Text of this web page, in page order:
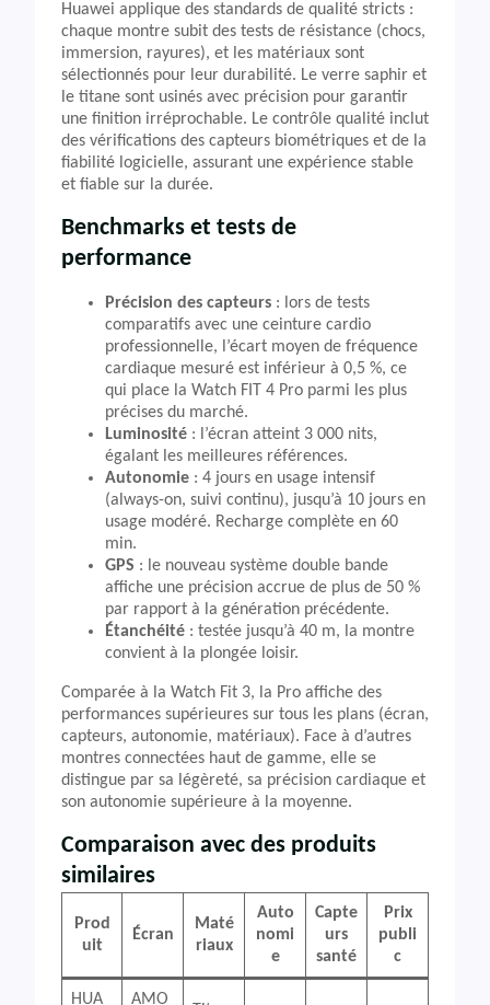
Huawei applique des standards de qualité stricts :
chaque montre subit des tests de résistance (chocs,
immersion, rayures), et les matériaux sont
sélectionnés pour leur durabilité. Le verre saphir et
le titane sont usinés avec précision pour garantir
une finition irréprochable. Le contrôle qualité inclut
des vérifications des capteurs biométriques et de la
fiabilité logicielle, assurant une expérience stable
et fiable sur la durée.
Benchmarks et tests de
performance
Précision des capteurs : lors de tests
comparatifs avec une ceinture cardio
professionnelle, l’écart moyen de fréquence
cardiaque mesuré est inférieur à 0,5 %, ce
qui place la Watch FIT 4 Pro parmi les plus
précises du marché.
Luminosité : l’écran atteint 3 000 nits,
égalant les meilleures références.
Autonomie : 4 jours en usage intensif
(always-on, suivi continu), jusqu’à 10 jours en
usage modéré. Recharge complète en 60
min.
GPS : le nouveau système double bande
affiche une précision accrue de plus de 50 %
par rapport à la génération précédente.
Étanchéité : testée jusqu’à 40 m, la montre
convient à la plongée loisir.
Comparée à la Watch Fit 3, la Pro affiche des
performances supérieures sur tous les plans (écran,
capteurs, autonomie, matériaux). Face à d’autres
montres connectées haut de gamme, elle se
distingue par sa légèreté, sa précision cardiaque et
son autonomie supérieure à la moyenne.
Comparaison avec des produits
similaires
Prod
uit
Écran
Maté
riaux
Auto
nomi
e
Capte
urs
santé
Prix
publi
c
HUA
AMO